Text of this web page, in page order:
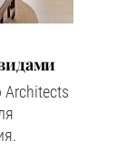
Architects